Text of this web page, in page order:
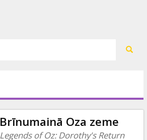
Brīnumainā Oza zeme
Legends of Oz: Dorothy's Return